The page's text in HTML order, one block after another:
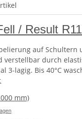
/ Result
auf
durch
3-lagig. Bis 40°C
mm)